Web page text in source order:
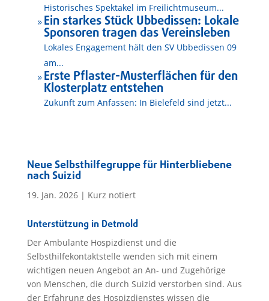
Historisches Spektakel im Freilichtmuseum...
9 Ein starkes Stück Ubbedissen: Lokale
Sponsoren tragen das Vereinsleben
Lokales Engagement hält den SV Ubbedissen 09
am...
9 Erste Pflaster-Musterflächen für den
Klosterplatz entstehen
Zukunft zum Anfassen: In Bielefeld sind jetzt...
Neue Selbsthilfegruppe für Hinterbliebene
nach Suizid
19. Jan. 2026| Kurz notiert
Unterstützung in Detmold
Der Ambulante Hospizdienst und die
Selbsthilfekontaktstelle wenden sich mit einem
wichtigen neuen Angebot an An- und Zugehörige
von Menschen, die durch Suizid verstorben sind. Aus
der Erfahrung des Hospizdienstes wissen die